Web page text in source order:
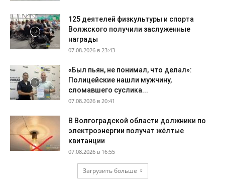
125 деятелей физкультуры и спорта
Волжского получили заслуженные
награды
07.08.2026 в 23:43
«Был пьян, не понимал, что делал»:
Полицейские нашли мужчину,
сломавшего суслика...
07.08.2026 в 20:41
В Волгоградской области должники по
электроэнергии получат жёлтые
квитанции
07.08.2026 в 16:55
Загрузить больше